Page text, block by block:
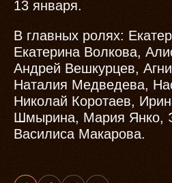
13 января.
В главных ролях:
Екатерина Волкова,
Андрей Вешкурцев,
Наталия Медведева,
Николай Коротаев,
Шмырина, Мария Янко,
Василиса Макарова.